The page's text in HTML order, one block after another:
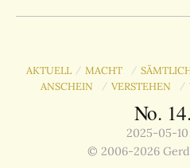
AKTUELL / MACHT /
ANSCHEIN
/ VERSTEHEN /
No.
2025-05-
© 2006-2026